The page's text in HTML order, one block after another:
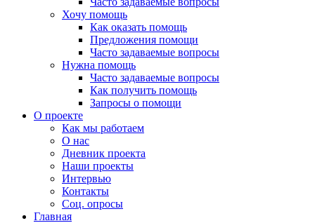
Хочу помощь
Как оказать помощь
Предложения помощи
Часто задаваемые вопросы
Нужна помощь
Часто задаваемые вопросы
Как получить помощь
Запросы о помощи
О проекте
Как мы работаем
О нас
Дневник проекта
Наши проекты
Интервью
Контакты
Соц. опросы
Главная